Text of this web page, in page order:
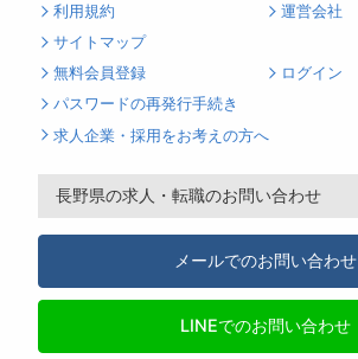
利用規約
運営会社
サイトマップ
無料会員登録
ログイン
パスワードの再発行手続き
求人企業・採用をお考えの方へ
長野県の求人・転職のお問い合わせ
メールでのお問い合わせ
LINEでのお問い合わせ